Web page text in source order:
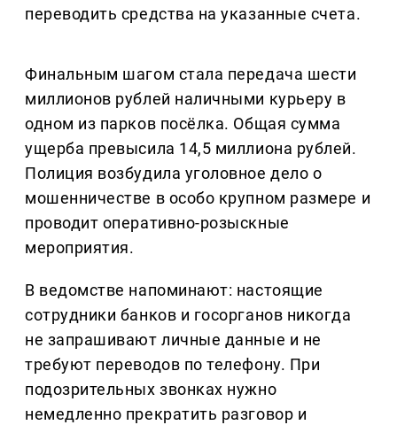
переводить средства на указанные счета.
Финальным шагом стала передача шести
миллионов рублей наличными курьеру в
одном из парков посёлка. Общая сумма
ущерба превысила 14,5 миллиона рублей.
Полиция возбудила уголовное дело о
мошенничестве в особо крупном размере и
проводит оперативно-розыскные
мероприятия.
В ведомстве напоминают: настоящие
сотрудники банков и госорганов никогда
не запрашивают личные данные и не
требуют переводов по телефону. При
подозрительных звонках нужно
немедленно прекратить разговор и